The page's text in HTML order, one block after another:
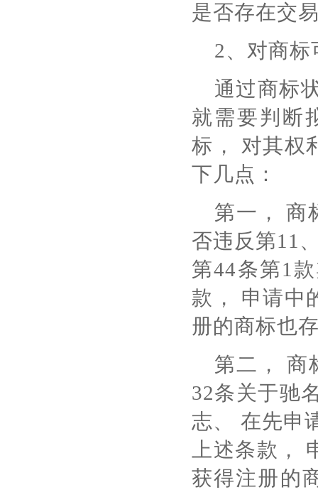
是否存在交
2、对商标
通过商标
就需要判断
标， 对其权
下几点：
第一， 商
否违反第11
第44条第1
款， 申请中
册的商标也
第二， 商
32条关于驰
志、 在先申
上述条款，
获得注册的